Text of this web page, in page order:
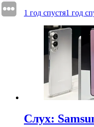
1 год спустя1 год
Слух: